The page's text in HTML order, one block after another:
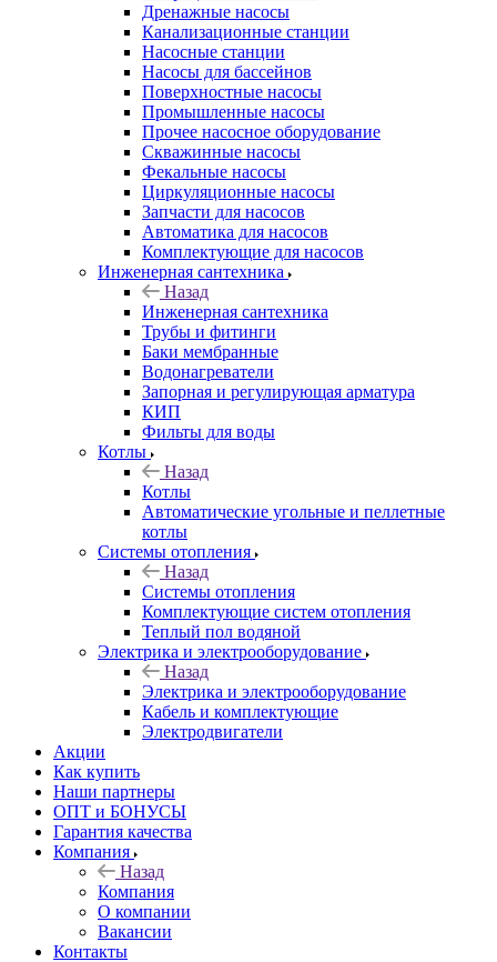
Дренажные насосы
Канализационные станции
Насосные станции
Насосы для бассейнов
Поверхностные насосы
Промышленные насосы
Прочее насосное оборудование
Скважинные насосы
Фекальные насосы
Циркуляционные насосы
Запчасти для насосов
Автоматика для насосов
Комплектующие для насосов
Инженерная сантехника
Назад
Инженерная сантехника
Трубы и фитинги
Баки мембранные
Водонагреватели
Запорная и регулирующая арматура
КИП
Фильты для воды
Котлы
Назад
Котлы
Автоматические угольные и пеллетные
котлы
Системы отопления
Назад
Системы отопления
Комплектующие систем отопления
Теплый пол водяной
Электрика и электрооборудование
Назад
Электрика и электрооборудование
Кабель и комплектующие
Электродвигатели
Акции
Как купить
Наши партнеры
ОПТ и БОНУСЫ
Гарантия качества
Компания
Назад
Компания
О компании
Вакансии
Контакты